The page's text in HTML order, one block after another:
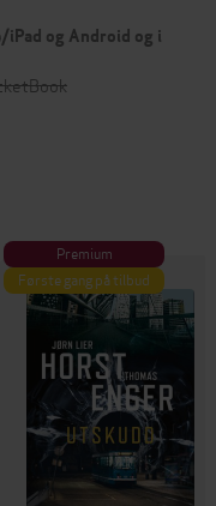
iPad og Android og i
Premium
Første gang på tilbud